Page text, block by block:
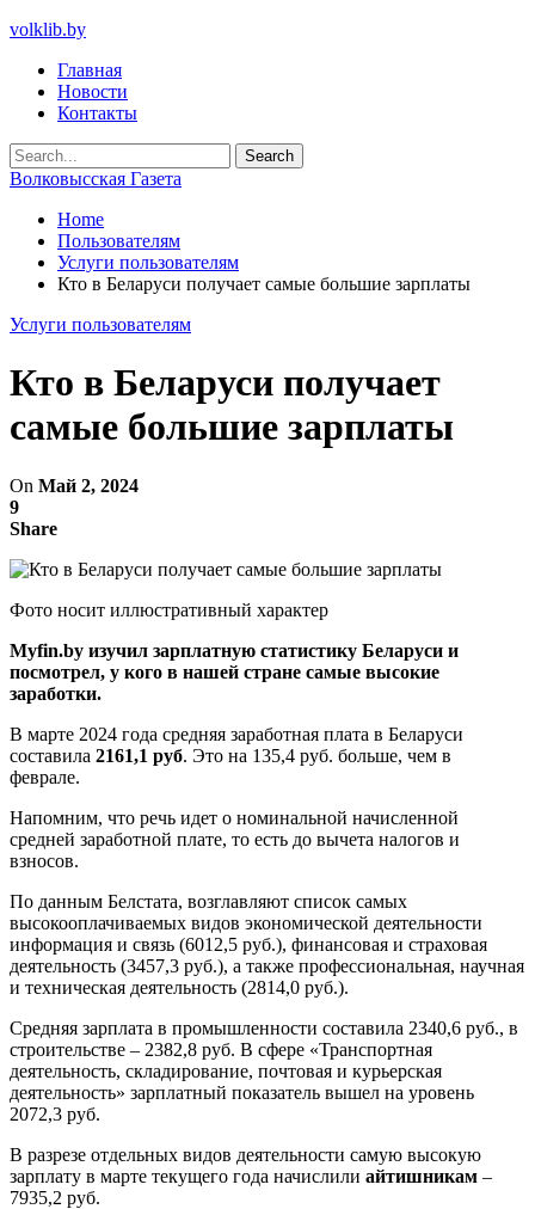
volklib.by
Главная
Новости
Контакты
Волковысская Газета
Home
Пользователям
Услуги пользователям
Кто в Беларуси получает самые большие зарплаты
Услуги пользователям
Кто в Беларуси получает
самые большие зарплаты
On Май 2, 2024
9
Share
Фото носит иллюстративный характер
Myfin.by изучил зарплатную статистику Беларуси и
посмотрел, у кого в нашей стране самые высокие
заработки.
В марте 2024 года средняя заработная плата в Беларуси
составила 2161,1 руб. Это на 135,4 руб. больше, чем в
феврале.
Напомним, что речь идет о номинальной начисленной
средней заработной плате, то есть до вычета налогов и
взносов.
По данным Белстата, возглавляют список самых
высокооплачиваемых видов экономической деятельности
информация и связь (6012,5 руб.), финансовая и страховая
деятельность (3457,3 руб.), а также профессиональная, научная
и техническая деятельность (2814,0 руб.).
Средняя зарплата в промышленности составила 2340,6 руб., в
строительстве – 2382,8 руб. В сфере «Транспортная
деятельность, складирование, почтовая и курьерская
деятельность» зарплатный показатель вышел на уровень
2072,3 руб.
В разрезе отдельных видов деятельности самую высокую
зарплату в марте текущего года начислили айтишникам –
7935,2 руб.